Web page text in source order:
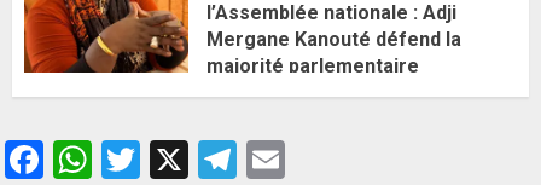
l’Assemblée nationale : Adji
Mergane Kanouté défend la
majorité parlementaire
26 MAI 2026 0
Facebook
WhatsApp
Twitter
X Telegram